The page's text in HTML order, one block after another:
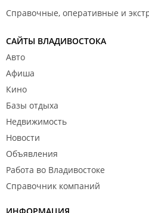
Справочные, оперативные и
САЙТЫ ВЛАДИВОСТОКА
Авто
Афиша
Кино
Базы отдыха
Недвижимость
Новости
Объявления
Работа во Владивостоке
Справочник компаний